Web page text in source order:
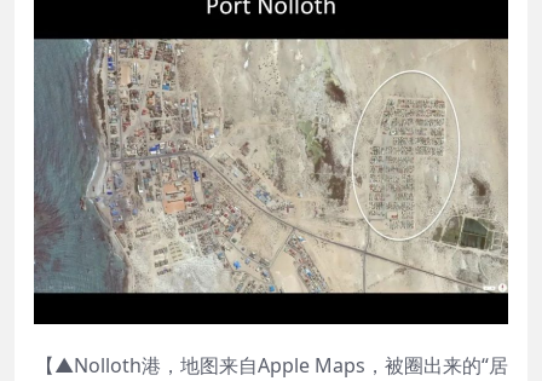
【▲Nolloth港，地图来自Apple Maps，被圈出来的“居